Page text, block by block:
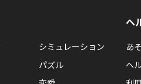
シミュレーション
パズル
ヘ
あ
ヘ